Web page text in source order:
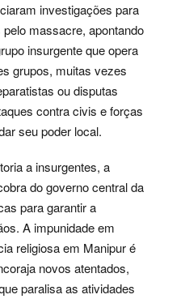
investigações para
massacre, apontando
insurgente que opera
grupos, muitas vezes
ou disputas
contra civis e forças
seu poder local.
a insurgentes, a
do governo central da
para garantir a
A impunidade em
religiosa em Manipur é
novos atentados,
paralisa as atividades